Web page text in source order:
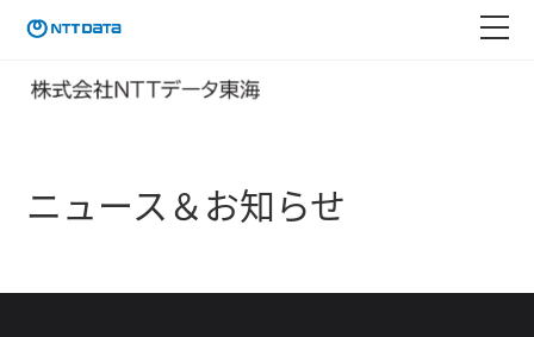
ニュース＆お知らせ